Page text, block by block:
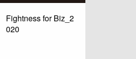
Fightness for Biz_2
020